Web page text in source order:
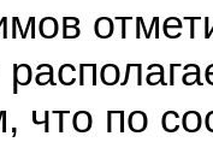
что по